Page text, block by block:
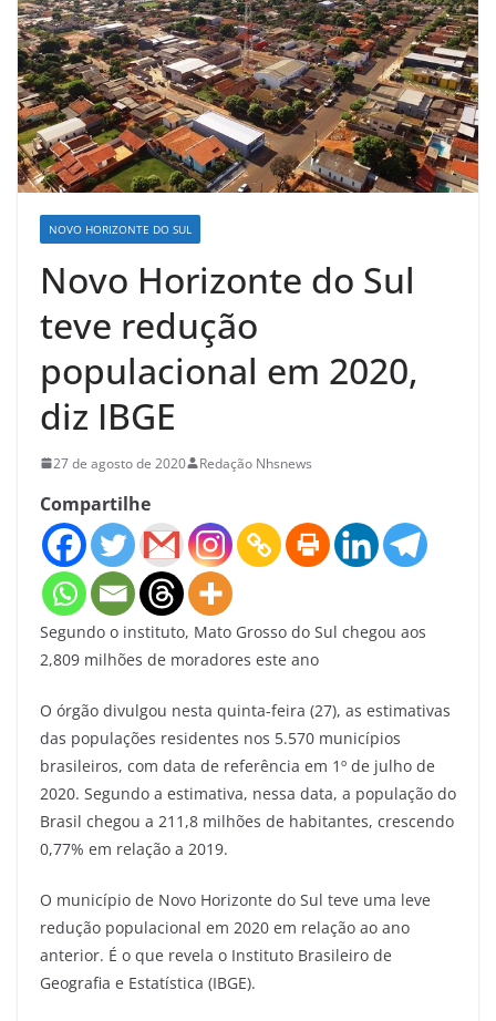
NOVO HORIZONTE DO SUL
Novo Horizonte do Sul
teve redução
populacional em 2020,
diz IBGE
27 de agosto de 2020 Redação Nhsnews
Compartilhe
Segundo o instituto, Mato Grosso do Sul chegou aos
2,809 milhões de moradores este ano
O órgão divulgou nesta quinta-feira (27), as estimativas
das populações residentes nos 5.570 municípios
brasileiros, com data de referência em 1º de julho de
2020. Segundo a estimativa, nessa data, a população do
Brasil chegou a 211,8 milhões de habitantes, crescendo
0,77% em relação a 2019.
O município de Novo Horizonte do Sul teve uma leve
redução populacional em 2020 em relação ao ano
anterior. É o que revela o Instituto Brasileiro de
Geografia e Estatística (IBGE).